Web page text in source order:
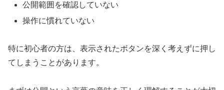
公開範囲を確認していない
操作に慣れていない
特に初心者の方は、表示されたボタンを深く考えずに押し
てしまうことがあります。